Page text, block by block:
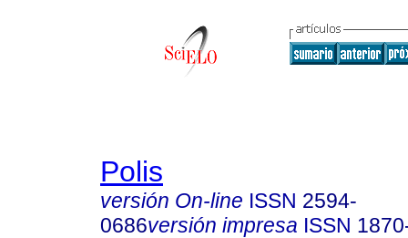
Polis
versión On-line ISSN 2594-
0686versión impresa ISSN